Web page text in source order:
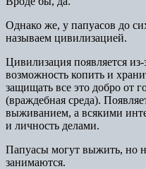
Однако же, у папуасов до
называем цивилизацией.
Цивилизация появляется из-
возможность копить и
защищать все это добро от
(враждебная среда).
выживанием, а всякими
и личность делами.
Папуасы могут выжить, но
занимаются.